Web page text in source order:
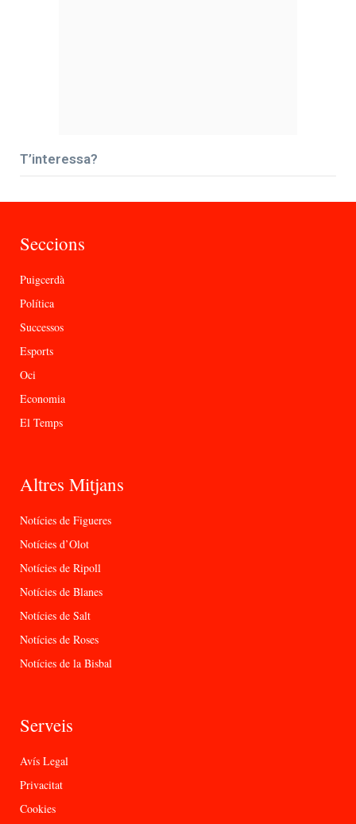
T’interessa?
Seccions
Puigcerdà
Política
Successos
Esports
Oci
Economia
El Temps
Altres Mitjans
Notícies de Figueres
Notícies d’Olot
Notícies de Ripoll
Notícies de Blanes
Notícies de Salt
Notícies de Roses
Notícies de la Bisbal
Serveis
Avís Legal
Privacitat
Cookies